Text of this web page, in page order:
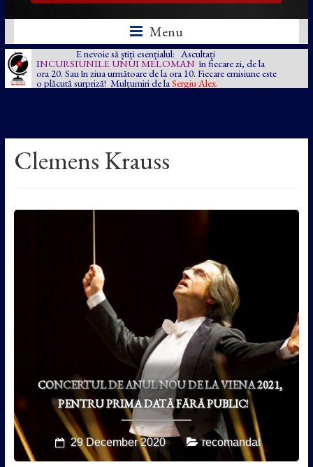
Menu
E nevoie să știți esențialul: Ascultați
INCURSIUNILE UNUI MELOMAN în fiecare zi, de la
ora 20. Sau în ziua următoare de la ora 10. Fiecare emisiune este
o plăcută surpriză! Mulțumiri de la Sergiu Alex.
Clemens Krauss
CONCERTUL DE ANUL NOU DE LA VIENA 2021,
PENTRU PRIMA DATĂ FĂRĂ PUBLIC!
29 December 2020 recomandat